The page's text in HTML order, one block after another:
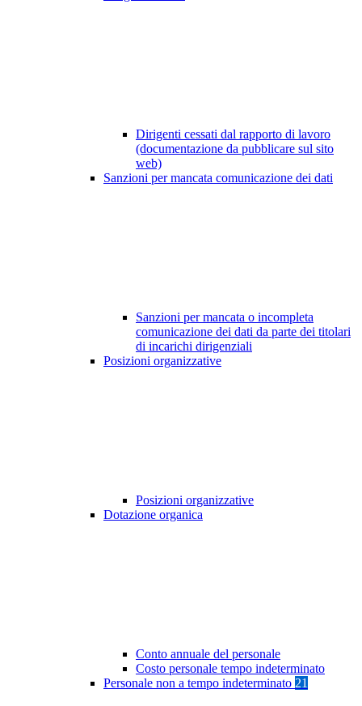
Dirigenti cessati dal rapporto di lavoro
(documentazione da pubblicare sul sito
web)
Sanzioni per mancata comunicazione dei dati
Sanzioni per mancata o incompleta
comunicazione dei dati da parte dei titolari
di incarichi dirigenziali
Posizioni organizzative
Posizioni organizzative
Dotazione organica
Conto annuale del personale
Costo personale tempo indeterminato
Personale non a tempo indeterminato 21